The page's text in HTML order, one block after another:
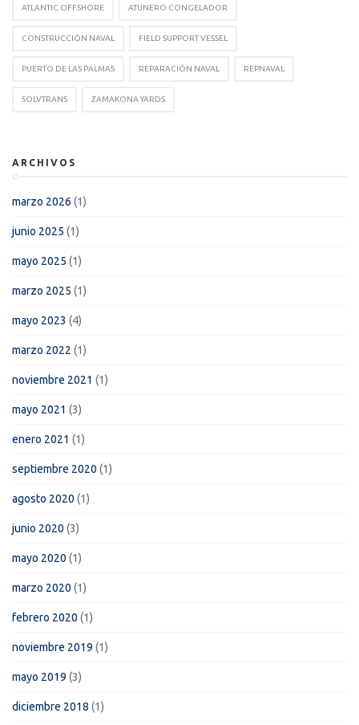
ATLANTIC OFFSHORE ATUNERO CONGELADOR
CONSTRUCCIÓN NAVAL FIELD SUPPORT VESSEL
PUERTO DE LAS PALMAS REPARACIÓN NAVAL REPNAVAL
SOLVTRANS ZAMAKONA YARDS
ARCHIVOS
marzo 2026 (1)
junio 2025 (1)
mayo 2025 (1)
marzo 2025 (1)
mayo 2023 (4)
marzo 2022 (1)
noviembre 2021 (1)
mayo 2021 (3)
enero 2021 (1)
septiembre 2020 (1)
agosto 2020 (1)
junio 2020 (3)
mayo 2020 (1)
marzo 2020 (1)
febrero 2020 (1)
noviembre 2019 (1)
mayo 2019 (3)
diciembre 2018 (1)